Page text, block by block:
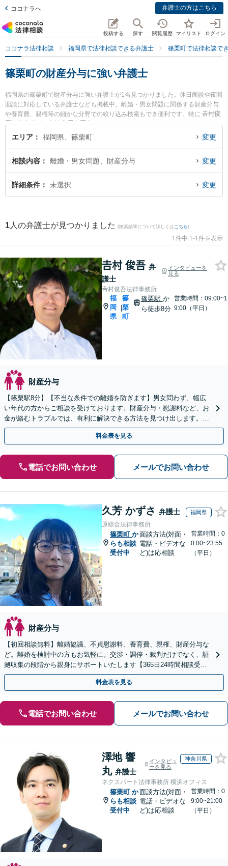
ココナラへ 弁護士の方はこちら
投稿する 探す 閲覧履歴 マイリスト ログイン
ココナラ法律相談 福岡県で法律相談できる弁護士 篠栗町で法律相談で
篠栗町の財産分与に強い弁護士
福岡県の篠栗町で財産分与に強い弁護士が1名見つかりました。休日面談や夜間
面談に対応している弁護士なども掲載中。離婚・男女問題に関係する財産分与
や養育費、親権等の細かな分野での絞り込み検索もでき便利です。特に 𠮷村俊
吾法律事務所の𠮷村 俊吾弁護士のプロフィール情報や弁護士費用、強みなどが
注目されています。『篠栗町で土日や夜間に発生した財産分与のトラブルを今
護士に相談予約したい』などでお困りの相談者さんにおすすめです。
エリア 福岡県、篠栗町 変更
相談内容 離婚・男女問題、財産分与 変更
詳細条件 未選択 変更
1 人の弁護士が見つかりました (検索結果について詳しくは こちら)
1件中 1-1件を表示
𠮷村 俊吾 弁
護士
インタビューを
見る
𠮷村俊吾法律事務所
福
岡
県
|
篠
栗
町
篠栗駅 か
ら徒歩8分
営業時間：09:00~1
9:00（平日）
財産分与
【篠栗駅8分】【不当な条件での離婚を防ぎます】男女問わず、幅広
い年代の方からご相談を受けております。財産分与・慰謝料など、お
金が絡むトラブルでは、有利に解決できる方法を見つけ出します。ま
ずはお気軽にご相談ください【完全個室】
料金表を見る
電話でお問い合わせ メールでお問い合わせ
久芳 かずさ 弁護士 福岡県
原綜合法律事務所
篠栗町 か
らも相談
受付中
面談方法(対面・
電話・ビデオな
ど)は応相談
営業時間：0
0:00~23:55
（平日）
財産分与
【初回相談無料】離婚協議、不貞慰謝料、養育費、親権、財産分与な
ど。離婚を検討中の方もお気軽に。交渉・調停・裁判だけでなく、証
拠収集の段階から親身にサポートいたします【365日24時間相談受
付】【赤坂駅3分】【男女の弁護士が在籍】
料金表を見る
電話でお問い合わせ メールでお問い合わせ
澤地 響
丸 弁護士
インタビュ
ーを見る
神奈川県
ネクスパート法律事務所 横浜オフィス
篠栗町 か
らも相談
受付中
面談方法(対面・
電話・ビデオな
ど)は応相談
営業時間：0
9:00~21:00
（平日）